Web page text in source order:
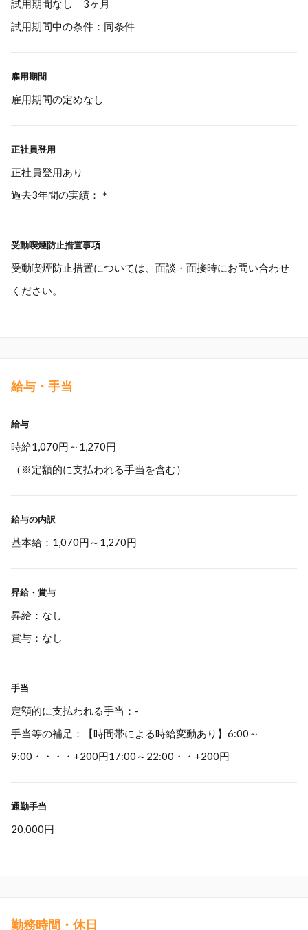
試用期間なし 3ヶ月
試用期間中の条件：同条件
雇用期間
雇用期間の定めなし
正社員登用
正社員登用あり
過去3年間の実績：＊
受動喫煙防止措置事項
受動喫煙防止措置については、面談・面接時にお問い合わせ
ください。
給与・手当
給与
時給1,070円～1,270円
（※定額的に支払われる手当を含む）
給与の内訳
基本給：1,070円～1,270円
昇給・賞与
昇給：なし
賞与：なし
手当
定額的に支払われる手当：-
手当等の補足：【時間帯による時給変動あり】6:00～
9:00・・・・+200円17:00～22:00・・+200円
通勤手当
20,000円
勤務時間・休日